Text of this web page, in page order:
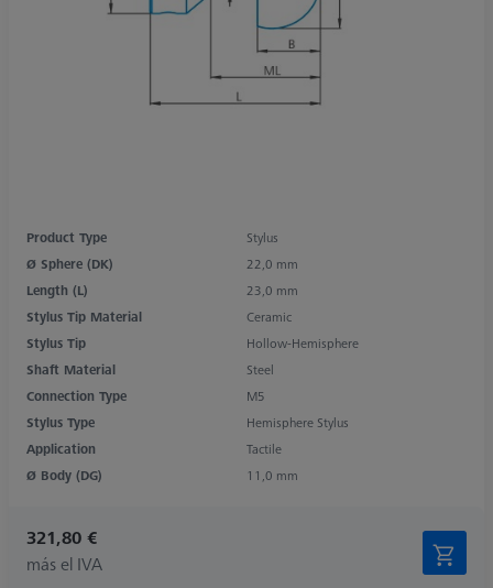
Product Type
Stylus
Ø Sphere (DK)
22,0 mm
Length (L)
23,0 mm
Stylus Tip Material
Ceramic
Stylus Tip
Hollow-Hemisphere
Shaft Material
Steel
Connection Type
M5
Stylus Type
Hemisphere Stylus
Application
Tactile
Ø Body (DG)
11,0 mm
321,80 €
más el IVA